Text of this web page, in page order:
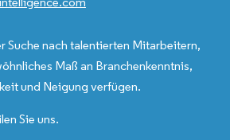
Suche nach talentierten Mitarbeitern,
Maß an Branchenkenntnis,
und Neigung verfügen.
Sie uns.